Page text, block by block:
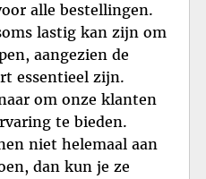
alle bestellingen.
lastig kan zijn om
aangezien de
essentieel zijn.
om onze klanten
te bieden.
niet helemaal aan
dan kun je ze